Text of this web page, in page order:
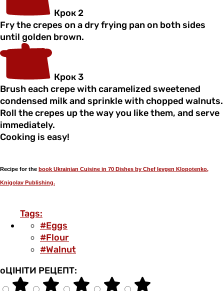
Крок 2
Fry the crepes on a dry frying pan on both sides
until golden brown.
Крок 3
Brush each crepe with caramelized sweetened
condensed milk and sprinkle with chopped walnuts.
Roll the crepes up the way you like them, and serve
immediately.
Cooking is easy!
Recipe fоr the book Ukrainian Cuisine in 70 Dishes by Chef Ievgen Klopotenko,
Knigolav Publishing.
Tags:
#Eggs
#Flour
#Walnut
оЦІНІТИ РЕЦЕПТ: